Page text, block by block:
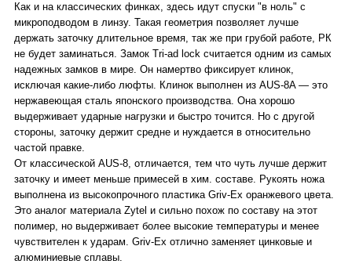
Как и на классических финках, здесь идут спуски "в ноль" с
микроподводом в линзу. Такая геометрия позволяет лучше
держать заточку длительное время, так же при грубой работе, РК
не будет заминаться. Замок Tri-ad lock считается одним из самых
надежных замков в мире. Он намертво фиксирует клинок,
исключая какие-либо люфты. Клинок выполнен из AUS-8A — это
нержавеющая сталь японского производства. Она хорошо
выдерживает ударные нагрузки и быстро точится. Но с другой
стороны, заточку держит средне и нуждается в относительно
частой правке.
От классической AUS-8, отличается, тем что чуть лучше держит
заточку и имеет меньше примесей в хим. составе. Рукоять ножа
выполнена из высокопрочного пластика Griv-Ex оранжевого цвета.
Это аналог материала Zytel и сильно похож по составу на этот
полимер, но выдерживает более высокие температуры и менее
чувствителен к ударам. Griv-Ex отлично заменяет цинковые и
алюминиевые сплавы.